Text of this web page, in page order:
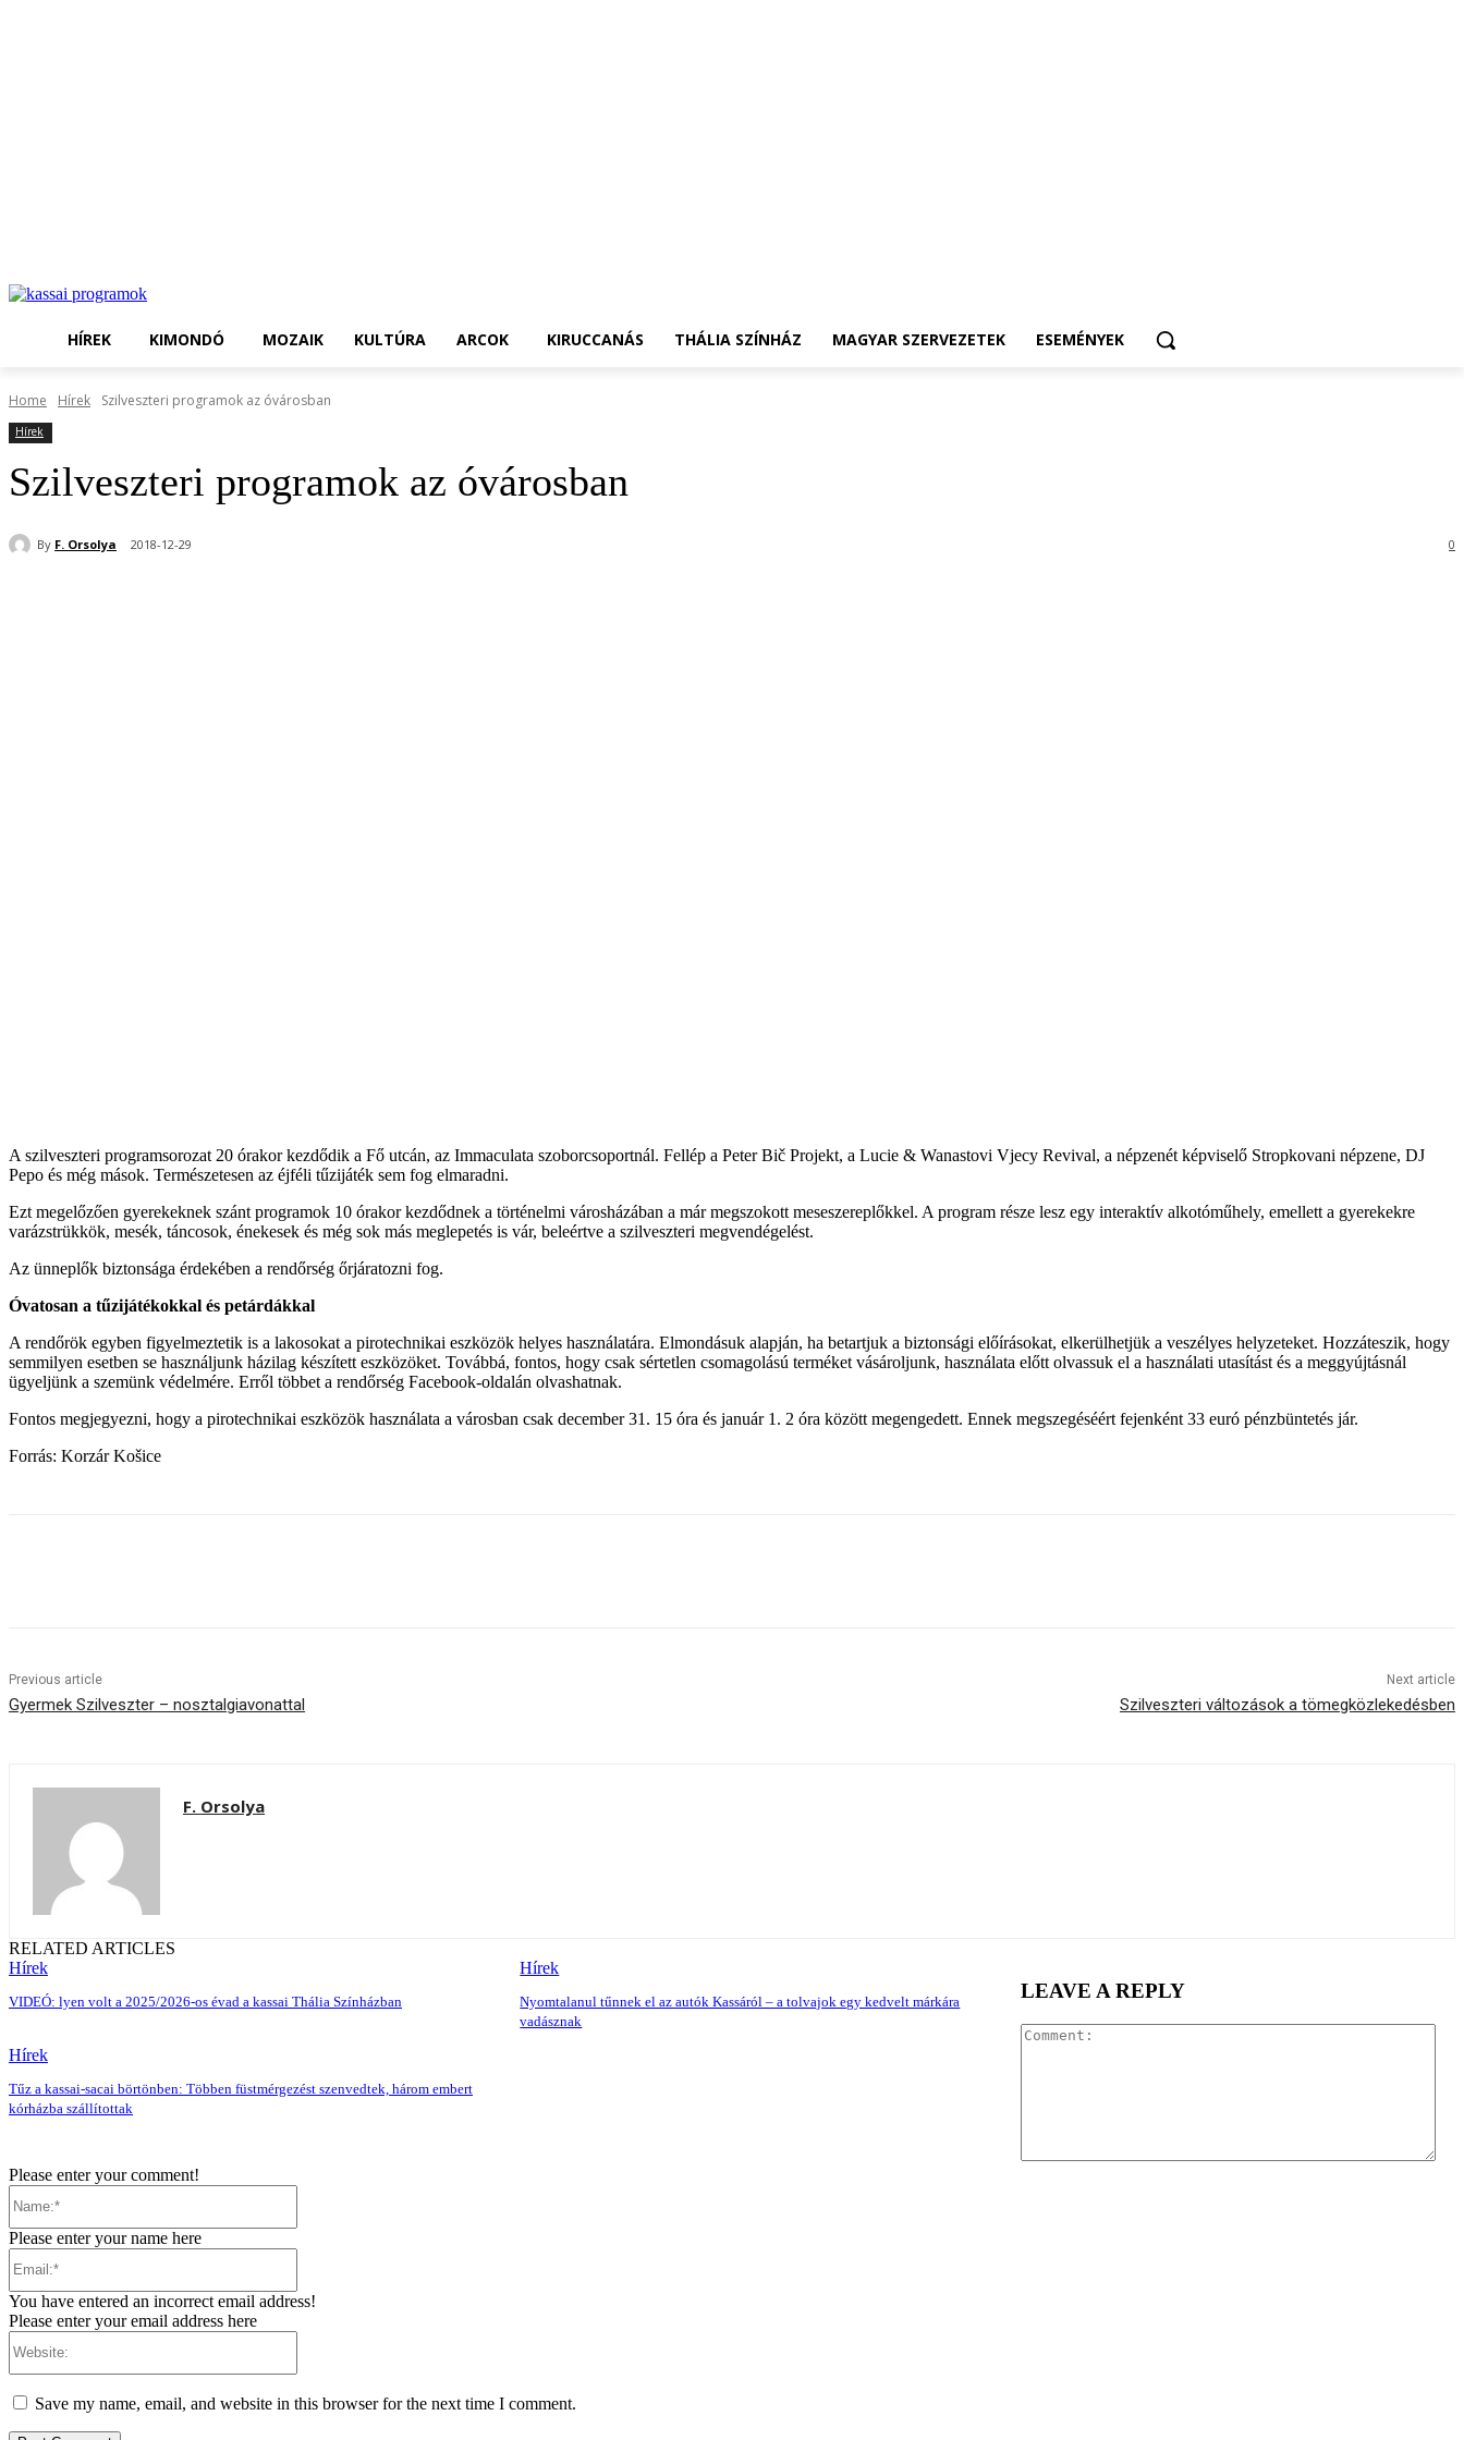
HÍREK KIMONDÓ MOZAIK KULTÚRA ARCOK KIRUCCANÁS THÁLIA SZÍNHÁZ MAGYAR SZERVEZETEK ESEMÉNYEK
Home Hírek Szilveszteri programok az óvárosban
Hírek
Szilveszteri programok az óvárosban
By F. Orsolya 2018-12-29 0
A szilveszteri programsorozat 20 órakor kezdődik a Fő utcán, az Immaculata szoborcsoportnál. Fellép a Peter Bič Projekt, a Lucie & Wanastovi Vjecy Revival, a népzenét képviselő Stropkovani népzene, DJ
Pepo és még mások. Természetesen az éjféli tűzijáték sem fog elmaradni.
Ezt megelőzően gyerekeknek szánt programok 10 órakor kezdődnek a történelmi városházában a már megszokott meseszereplőkkel. A program része lesz egy interaktív alkotóműhely, emellett a gyerekekre
varázstrükkök, mesék, táncosok, énekesek és még sok más meglepetés is vár, beleértve a szilveszteri megvendégelést.
Az ünneplők biztonsága érdekében a rendőrség őrjáratozni fog.
Óvatosan a tűzijátékokkal és petárdákkal
A rendőrök egyben figyelmeztetik is a lakosokat a pirotechnikai eszközök helyes használatára. Elmondásuk alapján, ha betartjuk a biztonsági előírásokat, elkerülhetjük a veszélyes helyzeteket. Hozzáteszik, hogy
semmilyen esetben se használjunk házilag készített eszközöket. Továbbá, fontos, hogy csak sértetlen csomagolású terméket vásároljunk, használata előtt olvassuk el a használati utasítást és a meggyújtásnál
ügyeljünk a szemünk védelmére. Erről többet a rendőrség Facebook-oldalán olvashatnak.
Fontos megjegyezni, hogy a pirotechnikai eszközök használata a városban csak december 31. 15 óra és január 1. 2 óra között megengedett. Ennek megszegéséért fejenként 33 euró pénzbüntetés jár.
Forrás: Korzár Košice
Previous article
Gyermek Szilveszter – nosztalgiavonattal
Next article
Szilveszteri változások a tömegközlekedésben
F. Orsolya
RELATED ARTICLES
Hírek
VIDEÓ: lyen volt a 2025/2026-os évad a kassai Thália Színházban
Hírek
Nyomtalanul tűnnek el az autók Kassáról – a tolvajok egy kedvelt márkára
vadásznak
Hírek
Tűz a kassai-sacai börtönben: Többen füstmérgezést szenvedtek, három embert
kórházba szállítottak
LEAVE A REPLY
Please enter your comment!
Please enter your name here
You have entered an incorrect email address!
Please enter your email address here
Save my name, email, and website in this browser for the next time I comment.